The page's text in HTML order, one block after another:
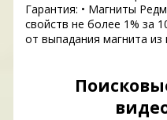
Гарантия: • Магниты
свойств не более 1% за
от выпадания магнита из